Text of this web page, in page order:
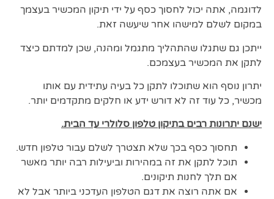
לדוגמה, אתה יכול לחסוך כסף על ידי תיקון המכשיר בעצמך
במקום לשלם למישהו אחר שיעשה זאת.
ייתכן גם שתגלו שהתהליך מתגמל ומהנה, שכן למדתם כיצד
לתקן את המכשיר בעצמכם.
יתרון נוסף הוא שתוכלו לתקן כל בעיה עתידית עם אותו
מכשיר, כל עוד זה לא דורש ידע או חלקים מתקדמים יותר.
ישנם יתרונות רבים בתיקון טלפון סלולרי עד הבית.
תחסוך כסף בכך שלא תצטרך לשלם עבור טלפון חדש.
תוכל לתקן את זה במהירות וביעילות רבה יותר מאשר
אם תלך לחנות תיקונים.
אם אתה רוצה את דגם הטלפון העדכני ביותר אבל לא